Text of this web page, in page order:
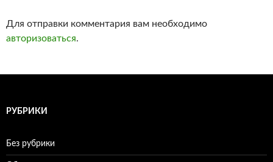
Для отправки комментария вам необходимо
авторизоваться.
РУБРИКИ
Без рубрики